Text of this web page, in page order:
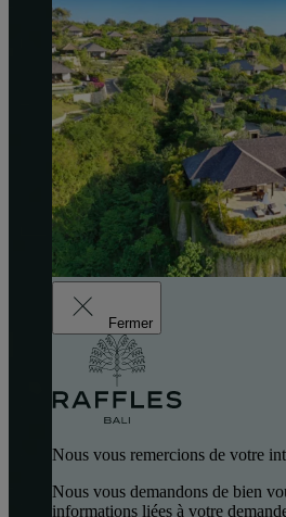
Fermer
Nous vous remercions de votre
Nous vous demandons de bien
informations liées à votre